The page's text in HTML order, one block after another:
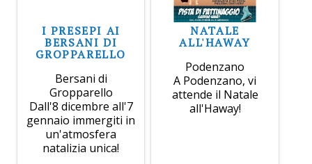
I PRESEPI AI
BERSANI DI
GROPPARELLO
Bersani di
Gropparello
Dall'8 dicembre all'7
gennaio immergiti in
un'atmosfera
natalizia unica!
NATALE
ALL'HAWAY
Podenzano
A Podenzano, vi
attende il Natale
all'Haway!